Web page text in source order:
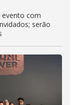
evento com
serão